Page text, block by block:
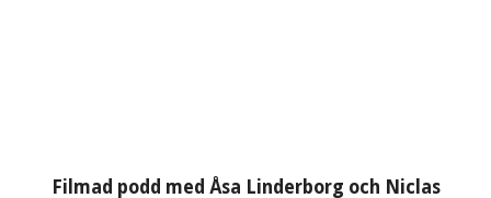
Filmad podd med Åsa Linderborg och Niclas